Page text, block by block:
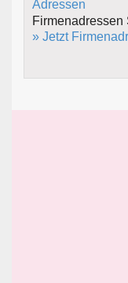
Firmenadressen
» Jetzt